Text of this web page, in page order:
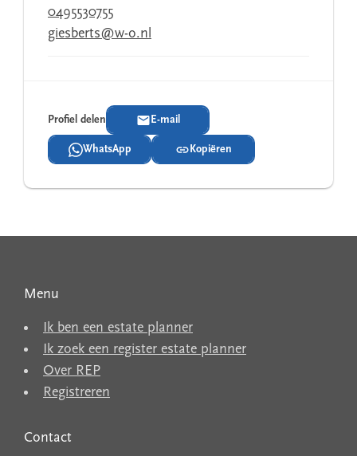
0495530755
giesberts@w-o.nl
Profiel delen E-mail
WhatsApp Kopiëren
Menu
Ik ben een estate planner
Ik zoek een register estate planner
Over REP
Registreren
Contact